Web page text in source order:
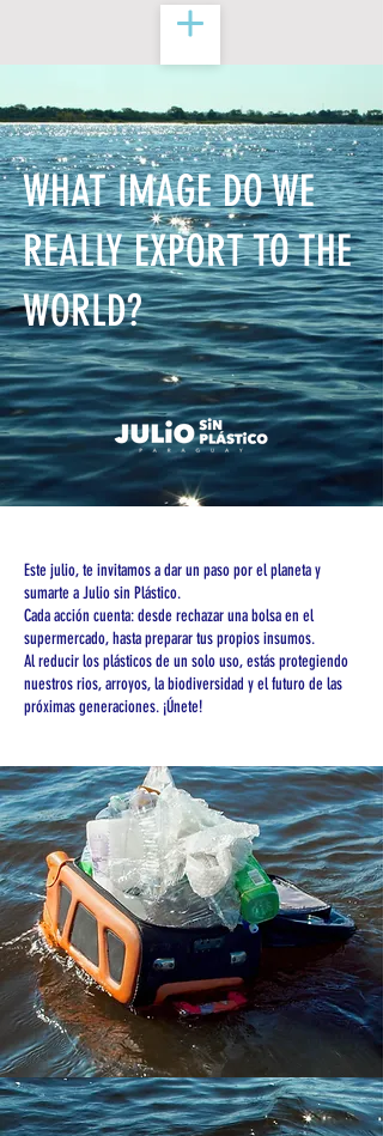
WHAT IMAGE DO WE
REALLY EXPORT TO THE
WORLD?
Este julio, te invitamos a dar un paso por el planeta y
sumarte a Julio sin Plástico.
Cada acción cuenta: desde rechazar una bolsa en el
supermercado, hasta preparar tus propios insumos.
Al reducir los plásticos de un solo uso, estásprotegiendo
nuestros rios, arroyos, la biodiversidad y el futuro de las
próximas generaciones. ¡Únete!